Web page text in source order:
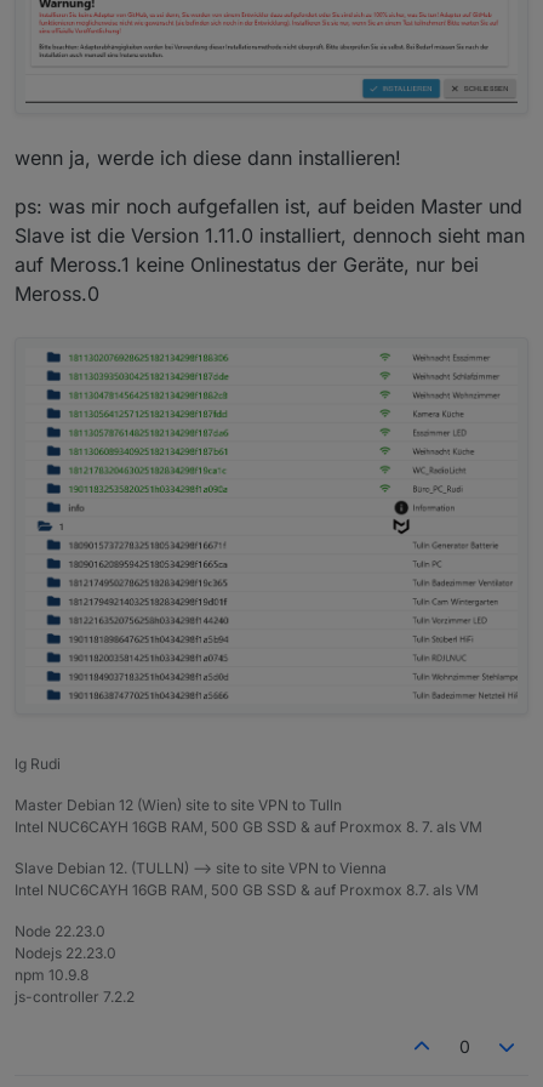
wenn ja, werde ich diese dann installieren!
ps: was mir noch aufgefallen ist, auf beiden Master und
Slave ist die Version 1.11.0 installiert, dennoch sieht man
auf Meross.1 keine Onlinestatus der Geräte, nur bei
Meross.0
lg Rudi
Master Debian 12 (Wien) site to site VPN to Tulln
Intel NUC6CAYH 16GB RAM, 500 GB SSD & auf Proxmox 8. 7. als VM
Slave Debian 12. (TULLN) --> site to site VPN to Vienna
Intel NUC6CAYH 16GB RAM, 500 GB SSD & auf Proxmox 8.7. als VM
Node 22.23.0
Nodejs 22.23.0
npm 10.9.8
js-controller 7.2.2
0